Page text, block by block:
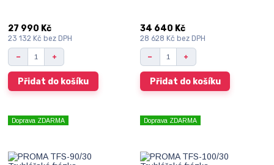
27 990 Kč
23 132 Kč bez DPH
Přidat do košíku
34 640 Kč
28 628 Kč bez DPH
Přidat do košíku
Doprava ZDARMA Doprava ZDARMA